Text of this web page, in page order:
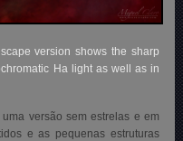
version shows the sharp
Ha light as well as in
versão sem estrelas e em
e as pequenas estruturas